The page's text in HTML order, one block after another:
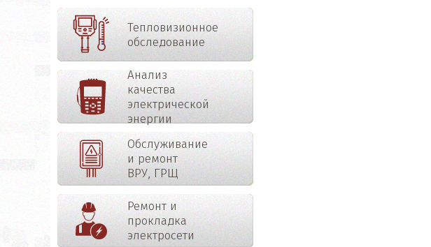
Тепловизионное
обследование
Анализ
качества
электрической
энергии
Обслуживание
и ремонт
ВРУ, ГРЩ
Ремонт и
прокладка
электросети